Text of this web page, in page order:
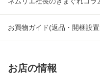
お買物ガイド(返品・開梱設
お店の情報